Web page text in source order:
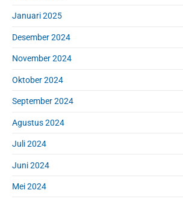
Januari 2025
Desember 2024
November 2024
Oktober 2024
September 2024
Agustus 2024
Juli 2024
Juni 2024
Mei 2024